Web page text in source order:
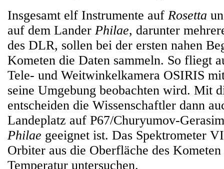
Insgesamt elf Instrumente auf Rosetta
auf dem Lander Philae, darunter
des DLR, sollen bei der ersten nahen
Kometen die Daten sammeln. So fliegt
Tele- und Weitwinkelkamera OSIRIS
seine Umgebung beobachten wird. Mit
entscheiden die Wissenschaftler dann
Landeplatz auf P67/Churyumov-
Philae geeignet ist. Das Spektrometer
Orbiter aus die Oberfläche des Kometen
Temperatur untersuchen.